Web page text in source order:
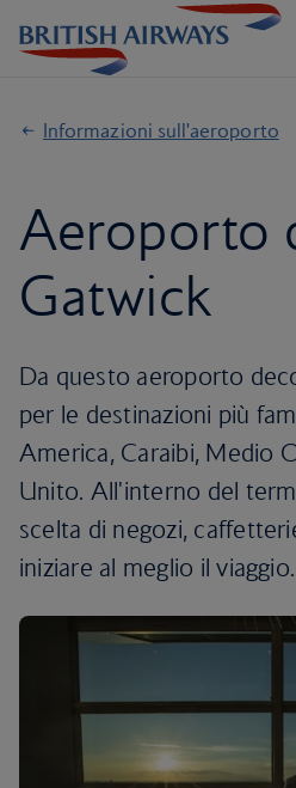
Informazioni sull'aeroporto
Aeroporto
Gatwick
Da questo aeroporto
per le destinazioni più
America, Caraibi, Medio
Unito. All'interno del
scelta di negozi,
iniziare al meglio il viaggio.